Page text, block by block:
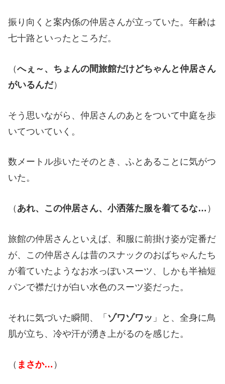
振り向くと案内係の仲居さんが立っていた。年齢は
七十路といったところだ。
（へぇ～、ちょんの間旅館だけどちゃんと仲居さん
がいるんだ）
そう思いながら、仲居さんのあとをついて中庭を歩
いてついていく。
数メートル歩いたそのとき、ふとあることに気がつ
いた。
（ あれ、この仲居さん、小洒落た服を着てるな… ）
旅館の仲居さんといえば、和服に前掛け姿が定番だ
が、この仲居さんは昔のスナックのおばちゃんたち
が着ていたようなお水っぽいスーツ、しかも半袖短
パンで襟だけが白い水色のスーツ姿だった。
それに気づいた瞬間、「 ゾワゾワッ 」と、全身に鳥
肌が立ち、冷や汗が湧き上がるのを感じた。
（ まさか… ）